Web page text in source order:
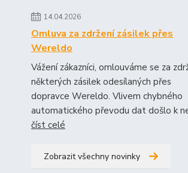
14.04.2026
Omluva za zdržení zásilek přes
Wereldo
Vážení zákazníci, omlouváme se za
některých zásilek odesílaných přes
dopravce Wereldo. Vlivem chybného
automatického převodu dat došlo k
číst celé
Zobrazit všechny novinky